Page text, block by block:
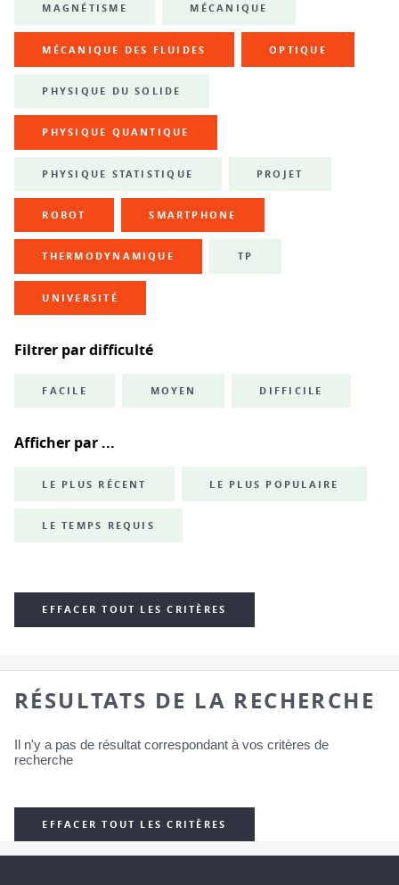
MAGNÉTISME MÉCANIQUE
MÉCANIQUE DES FLUIDES OPTIQUE
PHYSIQUE DU SOLIDE
PHYSIQUE QUANTIQUE
PHYSIQUE STATISTIQUE PROJET
ROBOT SMARTPHONE
THERMODYNAMIQUE TP
UNIVERSITÉ
Filtrer par difficulté
FACILE MOYEN DIFFICILE
Afficher par ...
LE PLUS RÉCENT LE PLUS POPULAIRE
LE TEMPS REQUIS
EFFACER TOUT LES CRITÈRES
RÉSULTATS DE LA RECHERCHE
Il n'y a pas de résultat correspondant à vos critères de
recherche
EFFACER TOUT LES CRITÈRES